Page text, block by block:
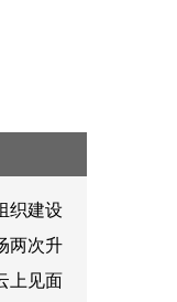
织建设
两次升
上见面